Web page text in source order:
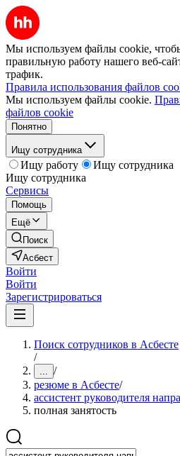
Мы используем файлы cookie,
правильную работу нашего веб-
трафик.
Правила использования файлов
Мы используем файлы cookie.
файлов cookie
Понятно
Ищу сотрудника
Ищу работу
Ищу сотрудника
Ищу сотрудника
Сервисы
Помощь
Ещё
Поиск
Асбест
Войти
Войти
Зарегистрироваться
Поиск сотрудников в Асбесте
/
... /
резюме в Асбесте/
ассистент руководителя
полная занятость